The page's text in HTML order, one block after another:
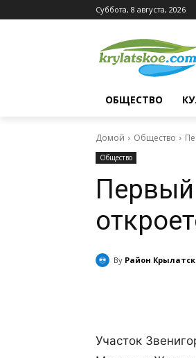
Суббота, 8 августа, 2026
ОБЩЕСТВО
Домой Общество
Общество
By Район
Участок